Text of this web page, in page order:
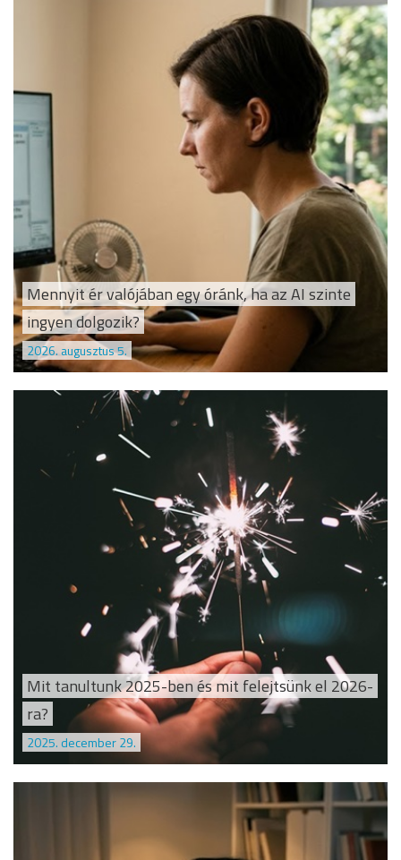
Mennyit ér valójában egy óránk, ha az AI szinte
ingyen dolgozik?
2026. augusztus 5.
Mit tanultunk 2025-ben és mit felejtsünk el 2026-
ra?
2025. december 29.